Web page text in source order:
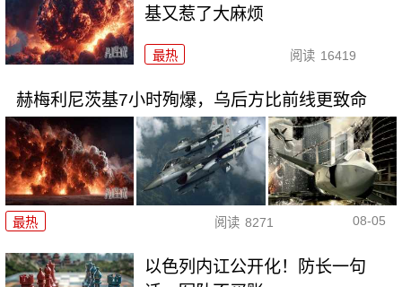
基又惹了大麻烦
最热 阅读 16419
赫梅利尼茨基7小时殉爆，乌后方比前线更致命
最热 阅读 8271 08-05
以色列内讧公开化！防长一句